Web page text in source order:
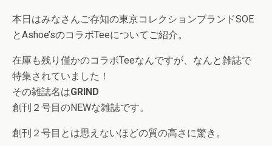
本日はみなさんご存知の東京コレクションブランドSOE
とAshoe’sのコラボTeeについてご紹介。
在庫も残り僅かのコラボTeeなんですが、なんと雑誌で
特集されていました！
その雑誌名はGRIND
創刊２号目のNEWな雑誌です。
創刊２号目とは思えないほどの質の高さに驚き。